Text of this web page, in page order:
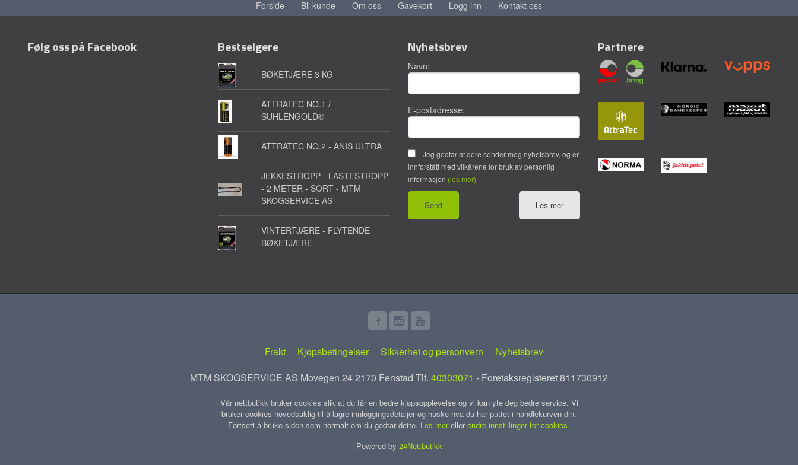
Forside Bli kunde Om oss Gavekort Logg inn Kontakt oss
Følg oss på Facebook Bestselgere
BØKETJÆRE 3 KG
ATTRATEC NO.1 /
SUHLENGOLD®
ATTRATEC NO.2 - ANIS ULTRA
JEKKESTROPP - LASTESTROPP
- 2 METER - SORT - MTM
SKOGSERVICE AS
VINTERTJÆRE - FLYTENDE
BØKETJÆRE
Nyhetsbrev
Navn:
E-postadresse:
Jeg godtar at dere sender meg nyhetsbrev, og er
innforstått med vilkårene for bruk av personlig
informasjon (les mer)
Les mer
Partnere
Frakt Kjøpsbetingelser Sikkerhet og personvern
Nyhetsbrev
MTM SKOGSERVICE AS Movegen 24 2170 Fenstad Tlf. 40303071 - Foretaksregisteret 811730912
Vår nettbutikk bruker cookies slik at du får en bedre kjøpsopplevelse og vi kan yte deg bedre service. Vi
bruker cookies hovedsaklig til å lagre innloggingsdetaljer og huske hva du har puttet i handlekurven din.
Fortsett å bruke siden som normalt om du godtar dette. Les mer eller endre innstillinger for cookies.
Powered by 24Nettbutikk